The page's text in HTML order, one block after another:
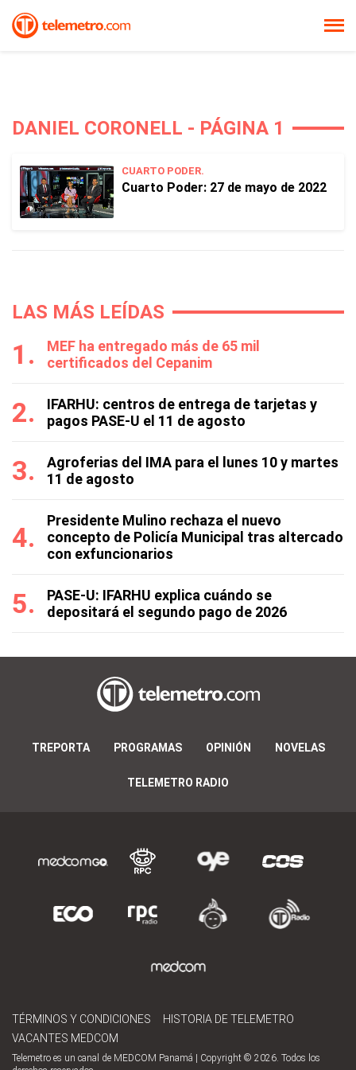
DANIEL CORONELL - PÁGINA 1
CUARTO PODER.
Cuarto Poder: 27 de mayo de 2022
LAS MÁS LEÍDAS
MEF ha entregado más de 65 mil
certificados del Cepanim
IFARHU: centros de entrega de tarjetas y
pagos PASE-U el 11 de agosto
Agroferias del IMA para el lunes 10 y martes
11 de agosto
Presidente Mulino rechaza el nuevo
concepto de Policía Municipal tras altercado
con exfuncionarios
PASE-U: IFARHU explica cuándo se
depositará el segundo pago de 2026
TREPORTA PROGRAMAS OPINIÓN NOVELAS
TELEMETRO RADIO
TÉRMINOS Y CONDICIONES
HISTORIA DE TELEMETRO
VACANTES MEDCOM
Telemetro es un canal de MEDCOM Panamá | Copyright © 2026. Todos los